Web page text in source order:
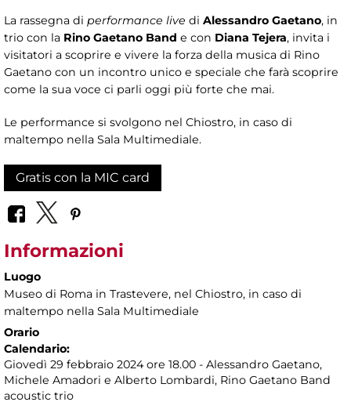
La rassegna di performance live di Alessandro Gaetano, in
trio con la Rino Gaetano Band e con Diana Tejera, invita i
visitatori a scoprire e vivere la forza della musica di Rino
Gaetano con un incontro unico e speciale che farà scoprire
come la sua voce ci parli oggi più forte che mai.
Le performance si svolgono nel Chiostro, in caso di
maltempo nella Sala Multimediale.
Gratis con la MIC card
Informazioni
Luogo
Museo di Roma in Trastevere, nel Chiostro, in caso di
maltempo nella Sala Multimediale
Orario
Calendario:
Giovedì 29 febbraio 2024 ore 18.00 - Alessandro Gaetano,
Michele Amadori e Alberto Lombardi, Rino Gaetano Band
acoustic trio